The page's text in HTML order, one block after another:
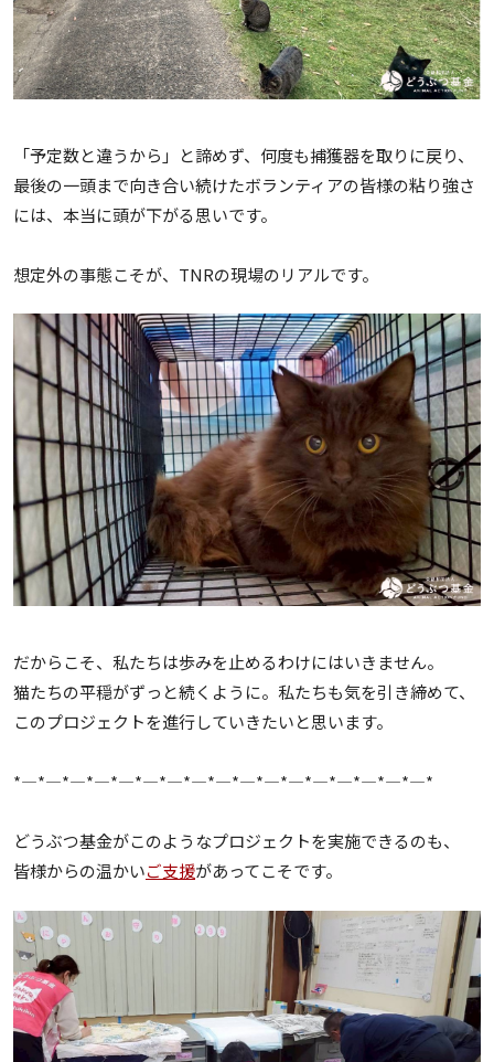
「予定数と違うから」と諦めず、何度も捕獲器を取りに戻り、
最後の一頭まで向き合い続けたボランティアの皆様の粘り強さ
には、本当に頭が下がる思いです。
想定外の事態こそが、TNRの現場のリアルです。
だからこそ、私たちは歩みを止めるわけにはいきません。
猫たちの平穏がずっと続くように。私たちも気を引き締めて、
このプロジェクトを進行していきたいと思います。
*—*—*—*—*—*—*—*—*—*—*—*—*—*—*—*—*—*
どうぶつ基金がこのようなプロジェクトを実施できるのも、
皆様からの温かいご支援があってこそです。